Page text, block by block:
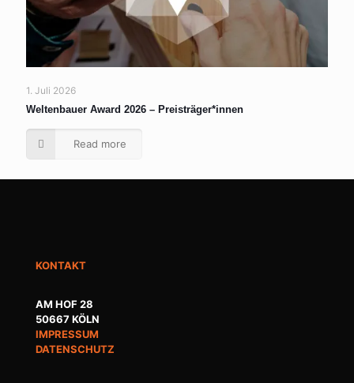
1. Juli 2026
Weltenbauer Award 2026 – Preisträger*innen
Read more
KONTAKT
AM HOF 28
50667 KÖLN
IMPRESSUM
DATENSCHUTZ